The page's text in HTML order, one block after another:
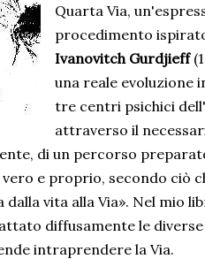
Quarta Via,
procedimento
Ivanovitch Gurdjieff
una reale evoluzione
tre centri psichici
attraverso il
di un percorso
e proprio, secondo ciò
dalla vita alla Via». Nel mio
diffusamente le
intraprendere la Via.